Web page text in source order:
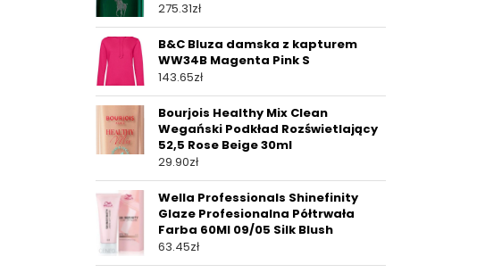
275.31zł
B&C Bluza damska z kapturem
WW34B Magenta Pink S
143.65zł
Bourjois Healthy Mix Clean
Wegański Podkład Rozświetlający
52,5 Rose Beige 30ml
29.90zł
Wella Professionals Shinefinity
Glaze Profesionalna Półtrwała
Farba 60Ml 09/05 Silk Blush
63.45zł